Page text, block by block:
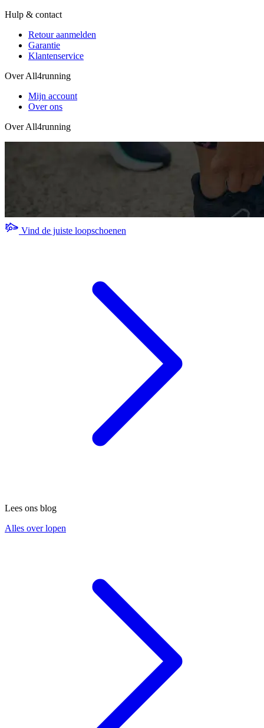
Hulp & contact
Retour aanmelden
Garantie
Klantenservice
Over All4running
Mijn account
Over ons
Over All4running
Vind de juiste loopschoenen
Lees ons blog
Alles over lopen